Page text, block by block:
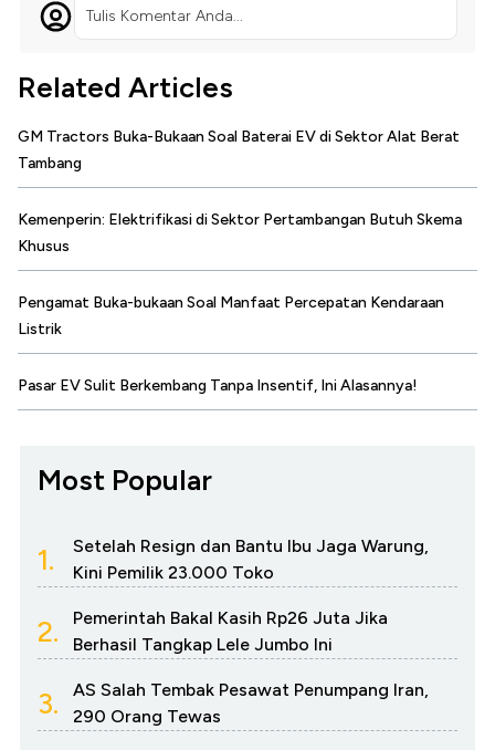
Tulis Komentar Anda...
Related Articles
GM Tractors Buka-Bukaan Soal Baterai EV di Sektor Alat Berat
Tambang
Kemenperin: Elektrifikasi di Sektor Pertambangan Butuh Skema
Khusus
Pengamat Buka-bukaan Soal Manfaat Percepatan Kendaraan
Listrik
Pasar EV Sulit Berkembang Tanpa Insentif, Ini Alasannya!
Most Popular
1.
Setelah Resign dan Bantu Ibu Jaga Warung,
Kini Pemilik 23.000 Toko
2.
Pemerintah Bakal Kasih Rp26 Juta Jika
Berhasil Tangkap Lele Jumbo Ini
3.
AS Salah Tembak Pesawat Penumpang Iran,
290 Orang Tewas